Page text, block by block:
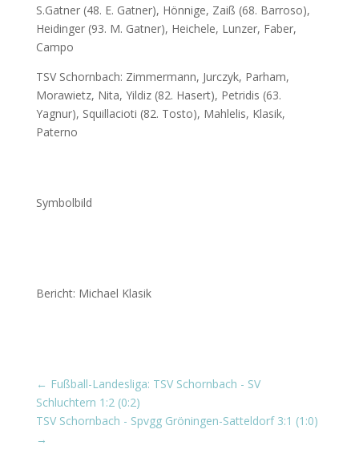
S.Gatner (48. E. Gatner), Hönnige, Zaiß (68. Barroso),
Heidinger (93. M. Gatner), Heichele, Lunzer, Faber,
Campo
TSV Schornbach: Zimmermann, Jurczyk, Parham,
Morawietz, Nita, Yildiz (82. Hasert), Petridis (63.
Yagnur), Squillacioti (82. Tosto), Mahlelis, Klasik,
Paterno
Symbolbild
Bericht: Michael Klasik
← Fußball-Landesliga: TSV Schornbach - SV
Schluchtern 1:2 (0:2)
TSV Schornbach - Spvgg Gröningen-Satteldorf 3:1 (1:0)
→